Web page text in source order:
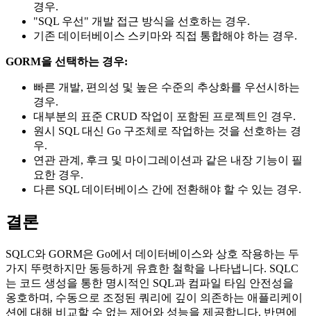
경우.
"SQL 우선" 개발 접근 방식을 선호하는 경우.
기존 데이터베이스 스키마와 직접 통합해야 하는 경우.
GORM을 선택하는 경우:
빠른 개발, 편의성 및 높은 수준의 추상화를 우선시하는
경우.
대부분의 표준 CRUD 작업이 포함된 프로젝트인 경우.
원시 SQL 대신 Go 구조체로 작업하는 것을 선호하는 경
우.
연관 관계, 후크 및 마이그레이션과 같은 내장 기능이 필
요한 경우.
다른 SQL 데이터베이스 간에 전환해야 할 수 있는 경우.
결론
SQLC와 GORM은 Go에서 데이터베이스와 상호 작용하는 두
가지 뚜렷하지만 동등하게 유효한 철학을 나타냅니다. SQLC
는 코드 생성을 통한 명시적인 SQL과 컴파일 타임 안전성을
옹호하며, 수동으로 조정된 쿼리에 깊이 의존하는 애플리케이
션에 대해 비교할 수 없는 제어와 성능을 제공합니다. 반면에